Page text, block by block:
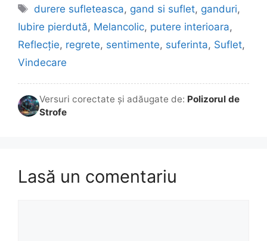
Etichete
durere sufleteasca, gand si suflet, ganduri,
Iubire pierdută, Melancolic, putere interioara,
Reflecție, regrete, sentimente, suferinta, Suflet,
Vindecare
Versuri corectate și adăugate de: Polizorul de
Strofe
Lasă un comentariu